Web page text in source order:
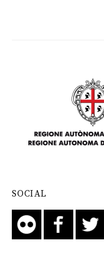
SOCIAL